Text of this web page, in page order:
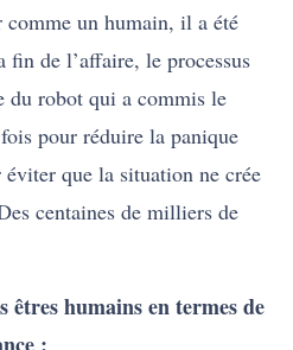
un humain, il a été
de l’affaire, le processus
du robot qui a commis le
pour réduire la panique
que la situation ne crée
centaines de milliers de
êtres humains en termes de